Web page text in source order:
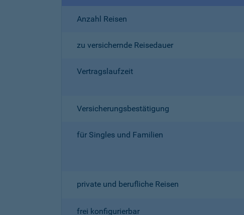
Anzahl Reisen
zu versichernde Reisedauer
Vertragslaufzeit
Versicherungsbestätigung
für Singles und Familien
private und berufliche Reisen
frei konfigurierbar